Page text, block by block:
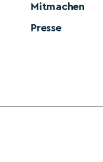
Mitmachen
Presse